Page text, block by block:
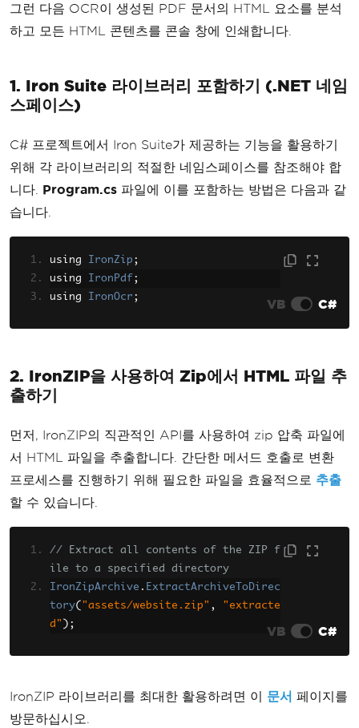
그런 다음 OCR이 생성된 PDF 문서의 HTML 요소를 분석
하고 모든 HTML 콘텐츠를 콘솔 창에 인쇄합니다.
1. Iron Suite 라이브러리 포함하기 (.NET 네임
스페이스)
C# 프로젝트에서 Iron Suite가 제공하는 기능을 활용하기
위해 각 라이브러리의 적절한 네임스페이스를 참조해야 합
니다. Program.cs 파일에 이를 포함하는 방법은 다음과 같
습니다.
using IronZip ;
using IronPdf ;
using IronOcr ; VB C#
2. IronZIP을 사용하여 Zip에서 HTML 파일 추
출하기
먼저, IronZIP의 직관적인 API를 사용하여 zip 압축 파일에
서 HTML 파일을 추출합니다. 간단한 메서드 호출로 변환
프로세스를 진행하기 위해 필요한 파일을 효율적으로 추출
할 수 있습니다.
// Extract all contents of the ZIP f
ile to a specified directory
IronZipArchive . ExtractArchiveToDirec
tory( "assets/website.zip" ,
"extracte
d" ); VB C#
IronZIP 라이브러리를 최대한 활용하려면 이 문서 페이지를
방문하십시오.